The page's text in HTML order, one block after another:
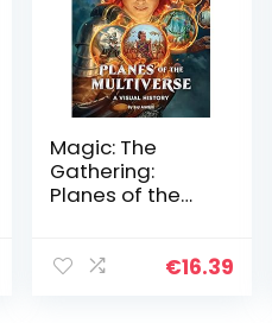
Magic: The
Gathering:
Planes of the
€16.39